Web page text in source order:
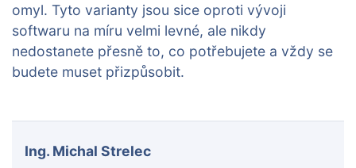
omyl. Tyto varianty jsou sice oproti vývoji
softwaru na míru velmi levné, ale nikdy
nedostanete přesně to, co potřebujete a vždy se
budete muset přizpůsobit.
Ing. Michal Strelec